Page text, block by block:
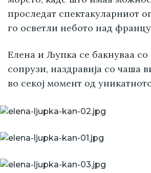
проследат спектакуларниот
го осветли небото над
Елена и Љупка се бакнуваа со
сопрузи, наздравија со чаша
во секој момент од